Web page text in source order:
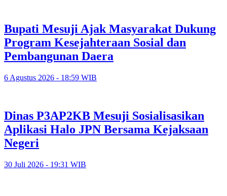
Bupati Mesuji Ajak Masyarakat Dukung
Program Kesejahteraan Sosial dan
Pembangunan Daera
6 Agustus 2026 - 18:59 WIB
Dinas P3AP2KB Mesuji Sosialisasikan
Aplikasi Halo JPN Bersama Kejaksaan
Negeri
30 Juli 2026 - 19:31 WIB